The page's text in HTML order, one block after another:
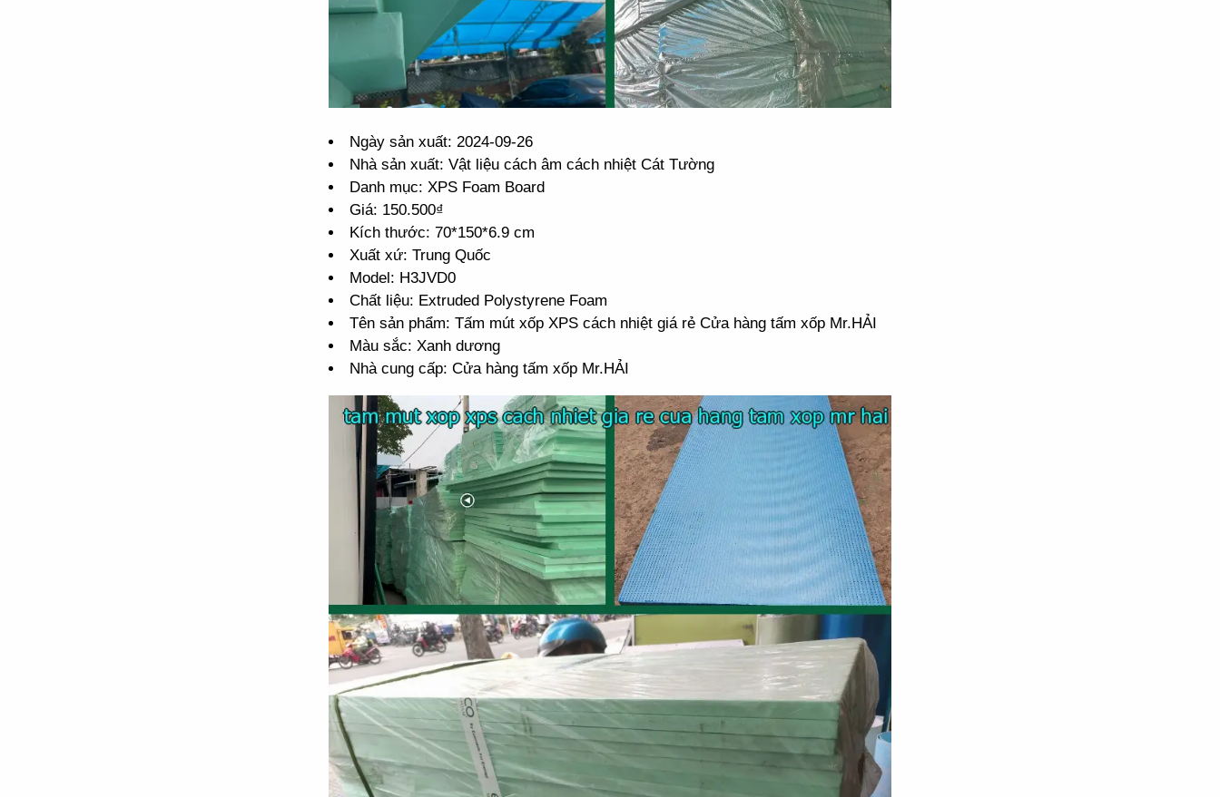
Ngày sản xuất: 2024-09-26
Nhà sản xuất: Vật liệu cách âm cách nhiệt Cát Tường
Danh mục: XPS Foam Board
Giá: 150.500₫
Kích thước: 70*150*6.9 cm
Xuất xứ: Trung Quốc
Model: H3JVD0
Chất liệu: Extruded Polystyrene Foam
Tên sản phẩm: Tấm mút xốp XPS cách nhiệt giá rẻ Cửa hàng tấm xốp Mr.HẢI
Màu sắc: Xanh dương
Nhà cung cấp: Cửa hàng tấm xốp Mr.HẢI